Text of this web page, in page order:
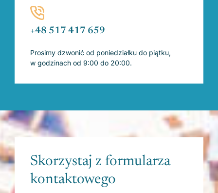
+48 517 417 659
Prosimy dzwonić od poniedziałku do piątku,
w godzinach od 9:00 do 20:00.
Skorzystaj z formularza
kontaktowego